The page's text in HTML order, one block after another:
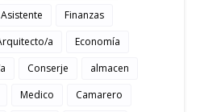
Asistente
Finanzas
a
Economía
Conserje
almacen
Medico
Camarero